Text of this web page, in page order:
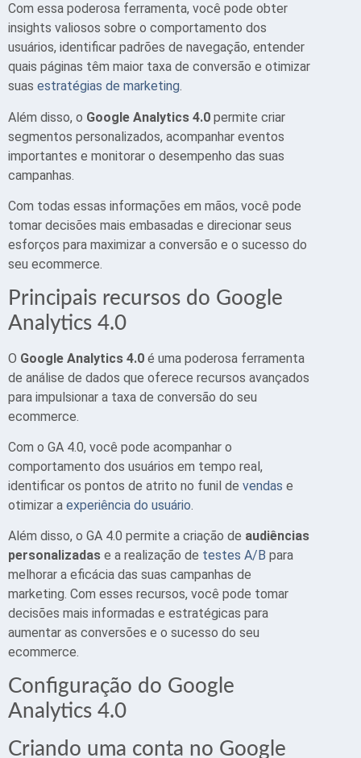
Com essa poderosa ferramenta, você pode obter
insights valiosos sobre o comportamento dos
usuários, identificar padrões de navegação, entender
quais páginas têm maior taxa de conversão e otimizar
suas estratégias de marketing.
Além disso, o Google Analytics 4.0 permite criar
segmentos personalizados, acompanhar eventos
importantes e monitorar o desempenho das suas
campanhas.
Com todas essas informações em mãos, você pode
tomar decisões mais embasadas e direcionar seus
esforços para maximizar a conversão e o sucesso do
seu ecommerce.
Principais recursos do Google
Analytics 4.0
O Google Analytics 4.0 é uma poderosa ferramenta
de análise de dados que oferece recursos avançados
para impulsionar a taxa de conversão do seu
ecommerce.
Com o GA 4.0, você pode acompanhar o
comportamento dos usuários em tempo real,
identificar os pontos de atrito no funil de vendas e
otimizar a experiência do usuário.
Além disso, o GA 4.0 permite a criação de audiências
personalizadas e a realização de testes A/B para
melhorar a eficácia das suas campanhas de
marketing. Com esses recursos, você pode tomar
decisões mais informadas e estratégicas para
aumentar as conversões e o sucesso do seu
ecommerce.
Configuração do Google
Analytics 4.0
Criando uma conta no Google